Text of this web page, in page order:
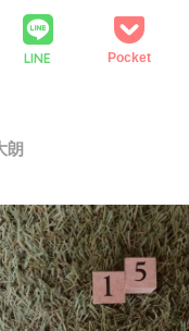
LINE Pocket
朗